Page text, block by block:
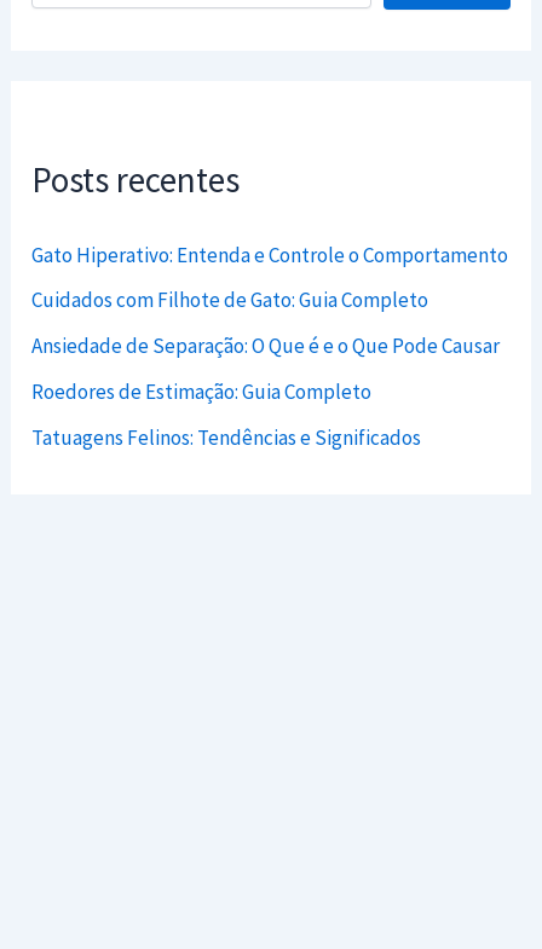
Posts recentes
Gato Hiperativo: Entenda e Controle o Comportamento
Cuidados com Filhote de Gato: Guia Completo
Ansiedade de Separação: O Que é e o Que Pode Causar
Roedores de Estimação: Guia Completo
Tatuagens Felinos: Tendências e Significados